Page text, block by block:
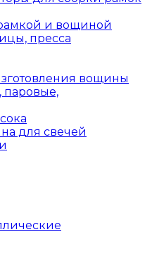
и вощиной
пресса
вощины
паровые,
для свечей